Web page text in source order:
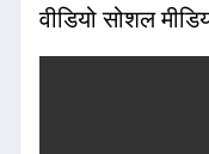
वीडियो सोशल